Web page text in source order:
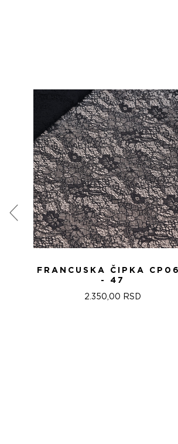
FRANCUSKA ČIPKA
- 47
2.350,00 RSD